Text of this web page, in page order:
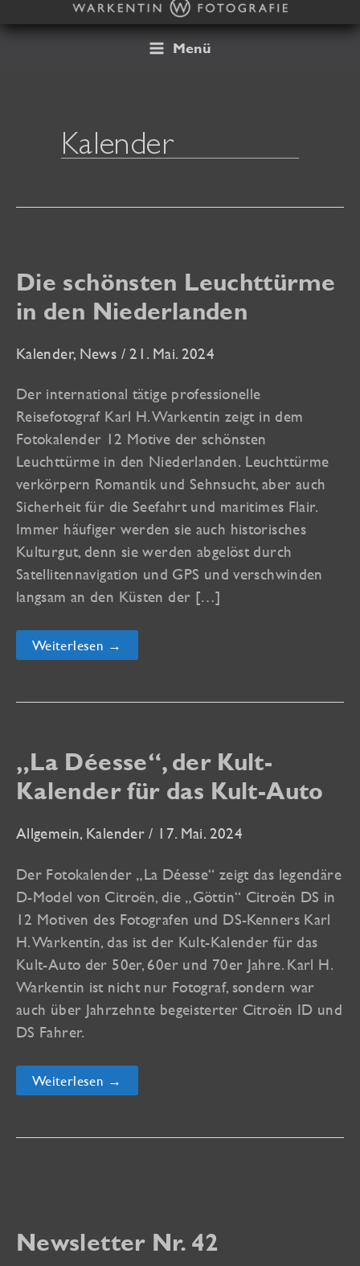
Inhalt
Menü
Kalender
Die schönsten Leuchttürme
in den Niederlanden
Kalender, News / 21. Mai. 2024
Der international tätige professionelle
Reisefotograf Karl H. Warkentin zeigt in dem
Fotokalender 12 Motive der schönsten
Leuchttürme in den Niederlanden. Leuchttürme
verkörpern Romantik und Sehnsucht, aber auch
Sicherheit für die Seefahrt und maritimes Flair.
Immer häufiger werden sie auch historisches
Kulturgut, denn sie werden abgelöst durch
Satellitennavigation und GPS und verschwinden
langsam an den Küsten der […]
Die
schönsten
den
Weiterlesen →
„La Déesse“, der Kult-
Kalender für das Kult-Auto
Allgemein, Kalender / 17. Mai. 2024
Der Fotokalender „La Déesse“ zeigt das legendäre
D-Model von Citroën, die „Göttin“ Citroën DS in
12 Motiven des Fotografen und DS-Kenners Karl
H. Warkentin, das ist der Kult-Kalender für das
Kult-Auto der 50er, 60er und 70er Jahre. Karl H.
Warkentin ist nicht nur Fotograf, sondern war
auch über Jahrzehnte begeisterter Citroën ID und
DS Fahrer.
„La
Déesse“,
Kalender
Weiterlesen →
Newsletter Nr. 42